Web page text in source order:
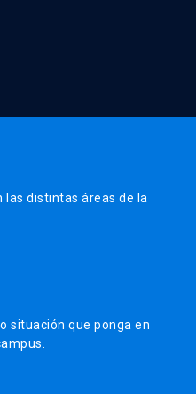
las distintas áreas de la
situación que ponga en